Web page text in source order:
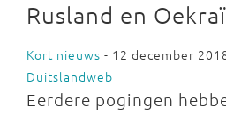
Rusland en
Kort nieuws - 12 december
Duitslandweb
Eerdere pogingen